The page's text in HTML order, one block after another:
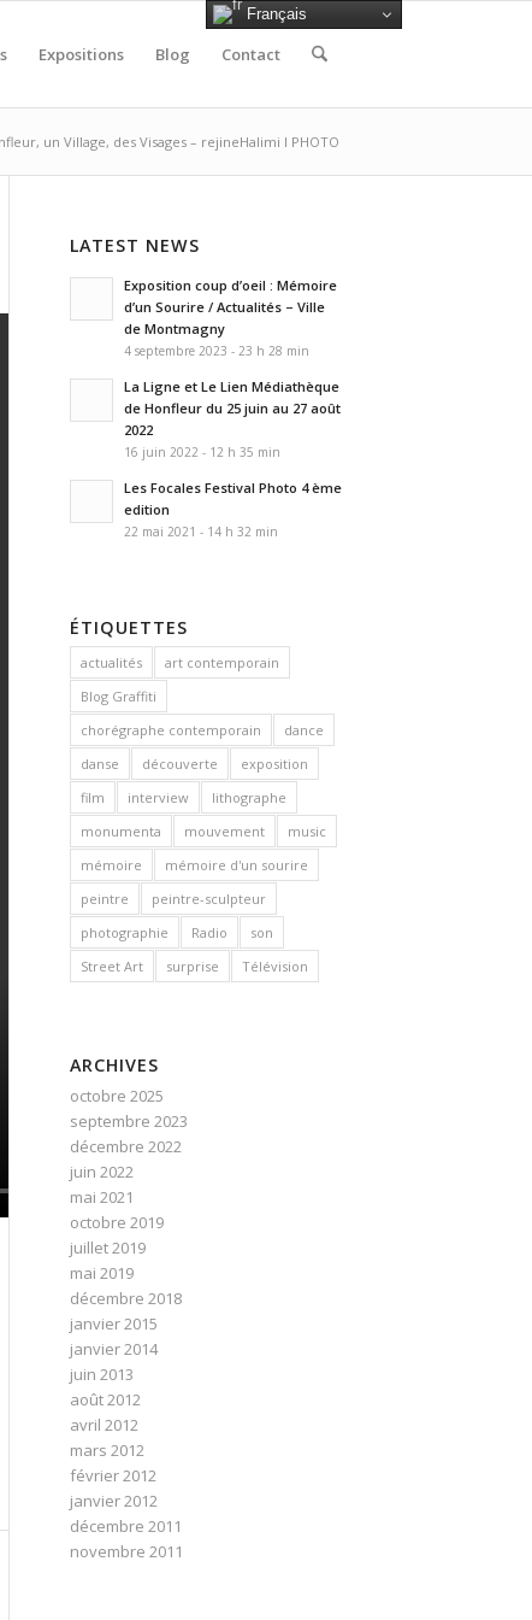
Expositions Blog Contact
un Village, des Visages – rejineHalimi I PHOTO
LATEST NEWS
Exposition coup d’oeil : Mémoire
d’un Sourire / Actualités – Ville
de Montmagny
4 septembre 2023 - 23 h 28 min
La Ligne et Le Lien Médiathèque
de Honfleur du 25 juin au 27 août
2022
16 juin 2022 - 12 h 35 min
Les Focales Festival Photo 4 ème
edition
22 mai 2021 - 14 h 32 min
ÉTIQUETTES
actualités
art contemporain
Blog Graffiti
chorégraphe contemporain
dance
danse
découverte
exposition
film
interview
lithographe
monumenta
mouvement
music
mémoire
mémoire d'un sourire
peintre
peintre-sculpteur
photographie
Radio
son
Street Art
surprise Télévision
ARCHIVES
octobre 2025
septembre 2023
décembre 2022
juin 2022
mai 2021
octobre 2019
juillet 2019
mai 2019
décembre 2018
janvier 2015
janvier 2014
juin 2013
août 2012
avril 2012
mars 2012
février 2012
janvier 2012
décembre 2011
novembre 2011
Français